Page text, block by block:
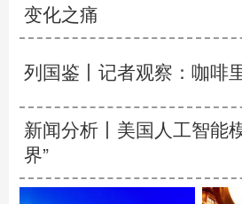
变化之痛
列国鉴丨记者观察：咖啡
新闻分析丨美国人工智能
界”